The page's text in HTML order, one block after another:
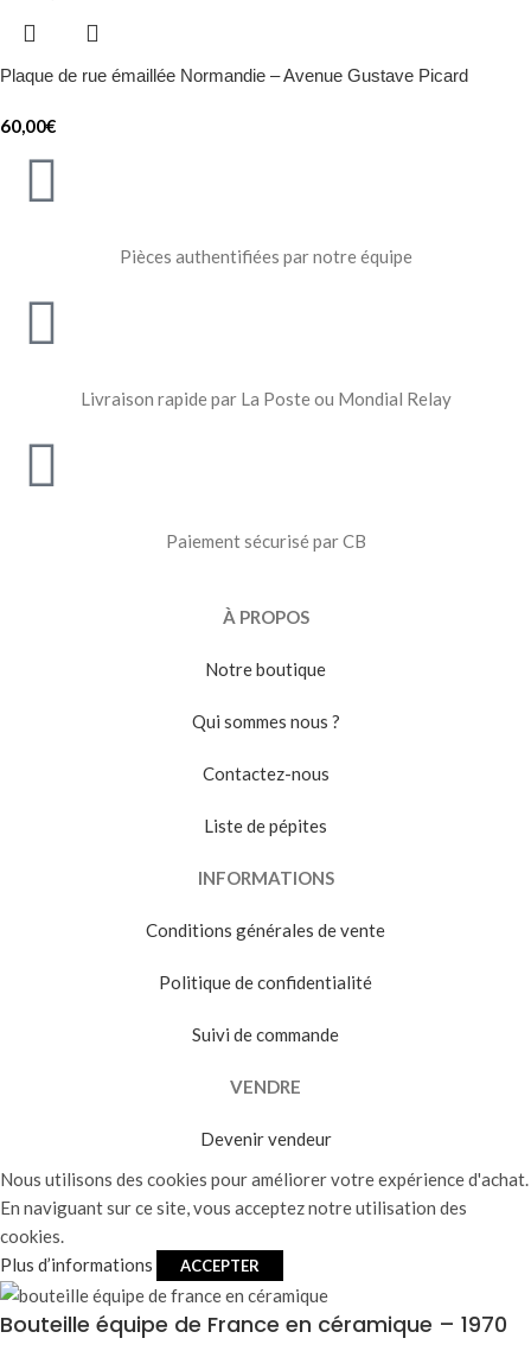
Plaque de rue émaillée Normandie – Avenue Gustave Picard
60,00€
Pièces authentifiées par notre équipe
Livraison rapide par La Poste ou Mondial Relay
Paiement sécurisé par CB
À PROPOS
Notre boutique
Qui sommes nous ?
Contactez-nous
Liste de pépites
INFORMATIONS
Conditions générales de vente
Politique de confidentialité
Suivi de commande
VENDRE
Devenir vendeur
Nous utilisons des cookies pour améliorer votre expérience d'achat.
En naviguant sur ce site, vous acceptez notre utilisation des
cookies.
Plus d’informations
ACCEPTER
Bouteille équipe de France en céramique – 1970